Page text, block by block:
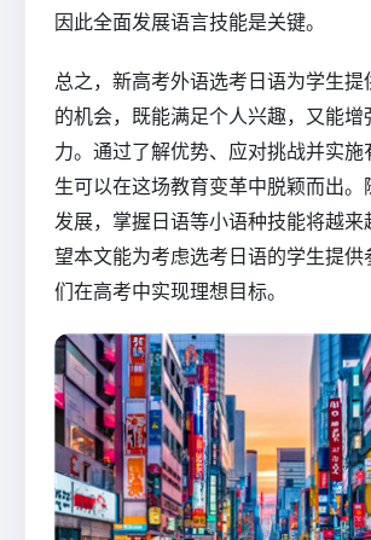
因此全面发展语言技能是关键。
总之，新高考外语选考日语为学生提
的机会，既能满足个人兴趣，又能增
力。通过了解优势、应对挑战并实施
生可以在这场教育变革中脱颖而出。
发展，掌握日语等小语种技能将越来
望本文能为考虑选考日语的学生提供
们在高考中实现理想目标。